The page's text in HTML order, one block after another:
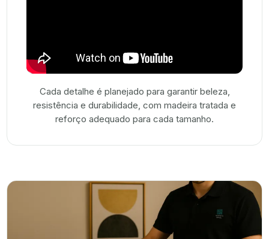
Cada detalhe é planejado para garantir beleza,
resistência e durabilidade, com madeira tratada e
reforço adequado para cada tamanho.